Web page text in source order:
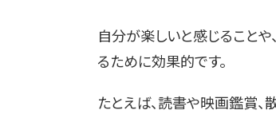
自分が楽しいと感じること
るために効果的です。
たとえば、読書や映画鑑賞、